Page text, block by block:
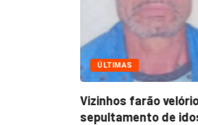
ÚLTIMAS
Vizinhos farão
sepultamento de